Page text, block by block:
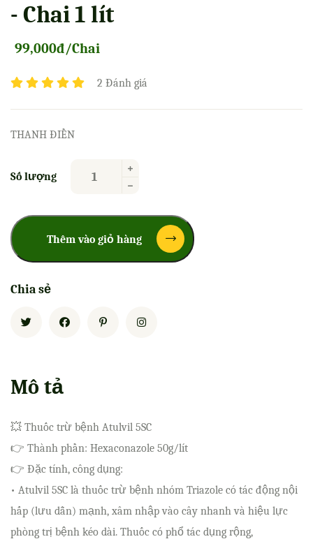
- Chai 1 lít
99,000đ/Chai
2 Đánh giá
THANH ĐIỀN
Số lượng
Thêm vào giỏ hàng
Chia sẻ
Mô tả
💥 Thuốc trừ bệnh Atulvil 5SC
👉 Thành phần: Hexaconazole 50g/lít
👉 Đặc tính, công dụng:
• Atulvil 5SC là thuốc trừ bệnh nhóm Triazole có tác động nội
hấp (lưu dẫn) mạnh, xâm nhập vào cây nhanh và hiệu lực
phòng trị bệnh kéo dài. Thuốc có phổ tác dụng rộng,